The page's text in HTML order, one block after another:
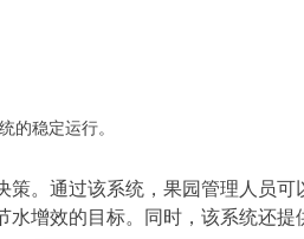
的稳定运行。
。通过该系统，果园管理人员可
增效的目标。同时，该系统还提